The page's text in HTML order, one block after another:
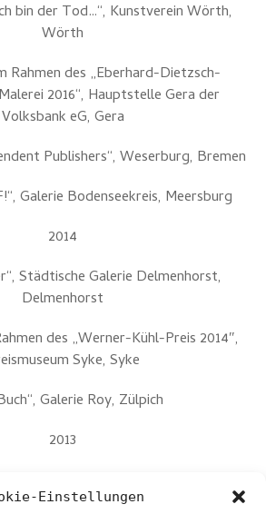
Einstellungen
bin der Tod…“, Kunstverein Wörth,
Wörth
Rahmen des „Eberhard-Dietzsch-
2016“, Hauptstelle Gera der
Volksbank eG, Gera
Publishers“, Weserburg, Bremen
Galerie Bodenseekreis, Meersburg
2014
Städtische Galerie Delmenhorst,
Delmenhorst
des „Werner-Kühl-Preis 2014″,
Syke, Syke
Galerie Roy, Zülpich
2013
Elysée, Hamburg